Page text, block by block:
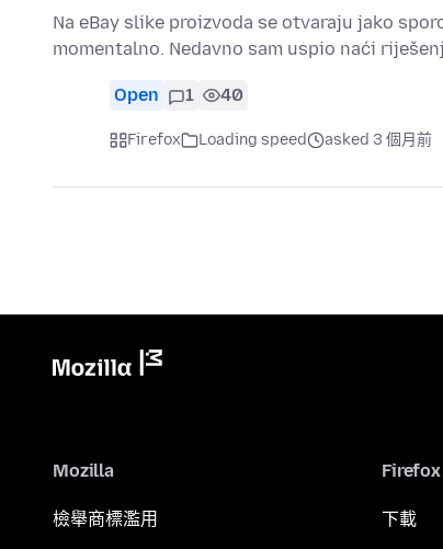
Na eBay slike proizvoda se otvaraju jako
momentalno. Nedavno sam uspio naći
Open 1 40
Firefox Loading speed asked 3 個月前
Mozilla
檢舉商標濫用
Firefox
下載